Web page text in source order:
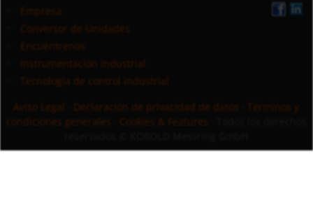
Empresa
Conversor de Unidades
Encuéntrenos
Instrumentación industrial
Tecnología de control industrial
Aviso Legal
Declaración de privacidad de datos
Términos y
condiciones generales
Cookies & Features